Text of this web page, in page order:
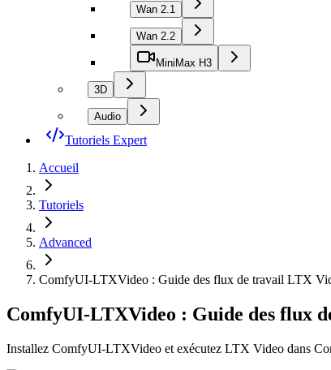
Wan 2.1
Wan 2.2
MiniMax H3
3D
Audio
Tutoriels Expert
Accueil
Tutoriels
Advanced
ComfyUI-LTXVideo : Guide des flux de travail LTX
ComfyUI-LTXVideo : Guide des flux
Installez ComfyUI-LTXVideo et exécutez LTX Video dans